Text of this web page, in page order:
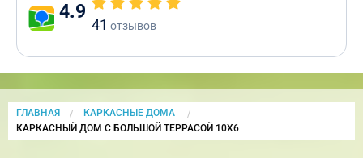
4.9
41 отзывов
ГЛАВНАЯ
КАРКАСНЫЕ ДОМА
CURRENT:
КАРКАСНЫЙ ДОМ С БОЛЬШОЙ ТЕРРАСОЙ 10Х6